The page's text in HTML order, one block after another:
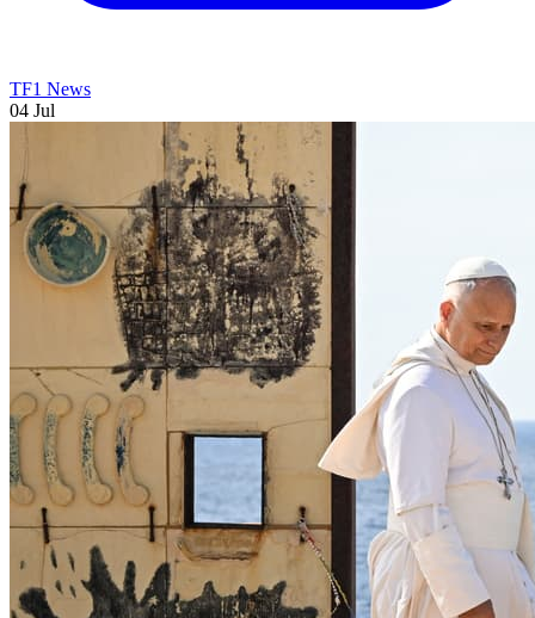
TF1 News
04 Jul